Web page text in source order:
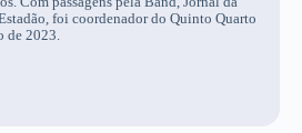
foi coordenador do Quinto Quarto
de 2023.